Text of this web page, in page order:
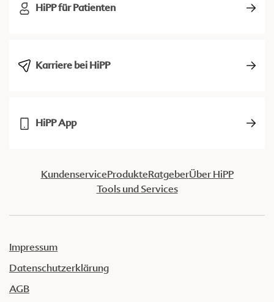
HiPP für Patienten
Karriere bei HiPP
HiPP App
KundenserviceProdukteRatgeberÜber HiPP
Tools und Services
Impressum
Datenschutzerklärung
AGB